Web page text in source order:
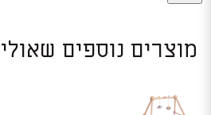
מוצרים נוספים שאולי